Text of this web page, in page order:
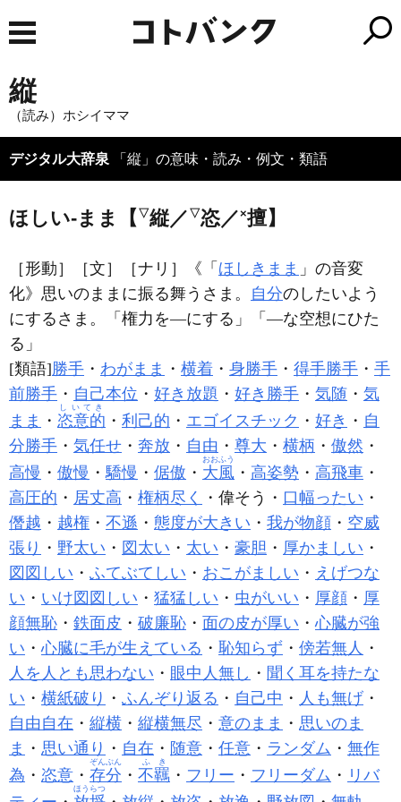
縦
（読み）ホシイママ
デジタル大辞泉 「縦」の意味・読み・例文・類語
ほしい‐まま【 ▽縦／ ▽恣／×擅】
［形動］ ［文］ ［ナリ］ 《「 ほしきまま 」の音変
化》思いのままに振る舞うさま。 自分のしたいよう
にするさま。「権力を―にする」「―な空想にひた
る」
[類語]勝手 ・ わがまま ・ 横着 ・ 身勝手 ・ 得手勝手 ・ 手
前勝手 ・ 自己本位 ・ 好き放題 ・ 好き勝手 ・ 気随 ・ 気
まま ・ 恣意的
しいてき
・ 利己的 ・ エゴイスチック ・ 好き ・ 自
分勝手 ・ 気任せ ・ 奔放 ・ 自由 ・ 尊大 ・ 横柄 ・ 傲然 ・
高慢 ・ 傲慢 ・驕慢 ・ 倨傲 ・ 大風
おおふう
・ 高姿勢 ・ 高飛車 ・
高圧的 ・ 居丈高 ・ 権柄尽く ・偉そう・ 口幅ったい ・
僭越 ・ 越権 ・ 不遜 ・ 態度が大きい ・ 我が物顔 ・ 空威
張り ・ 野太い ・ 図太い ・ 太い ・ 豪胆 ・ 厚かましい ・
図図しい ・ ふてぶてしい ・ おこがましい ・ えげつな
い ・ いけ図図しい ・ 猛猛しい ・ 虫がいい ・ 厚顔 ・ 厚
顔無恥 ・ 鉄面皮 ・ 破廉恥 ・ 面の皮が厚い ・心臓が強
い ・心臓に毛が生えている ・ 恥知らず ・ 傍若無人 ・
人を人とも思わない ・ 眼中人無し ・ 聞く耳を持たな
い ・ 横紙破り ・ ふんぞり返る ・ 自己中 ・ 人も無げ ・
自由自在 ・ 縦横 ・ 縦横無尽 ・ 意のまま ・ 思いのま
ま ・ 思い通り ・ 自在 ・ 随意 ・ 任意 ・ ランダム ・ 無作
為 ・ 恣意 ・ 存分
ぞんぶん
・ 不羈
ふき
・ フリー ・ フリーダム ・ リバ
ほうらつ